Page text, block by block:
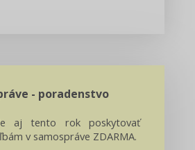
- poradenstvo
aj tento rok poskytovať
v samospráve ZDARMA.